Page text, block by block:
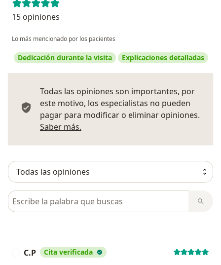
15 opiniones
Lo más mencionado por los pacientes
Dedicación durante la visita Explicaciones detalladas
Todas las opiniones son importantes, por
este motivo, los especialistas no pueden
pagar para modificar o eliminar opiniones.
Saber más.
Busca en opiniones
C.P Cita verificada